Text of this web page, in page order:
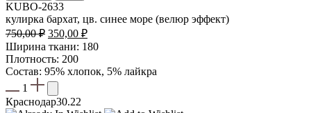
KUBO-2633
кулирка бархат, цв. синее море (велюр эффект)
750,00₽ Первоначальная
цена
составляла
750,00 ₽.
350,00 ₽Текущая
цена:
Ширина ткани: 180
Плотность: 200
Состав: 95% хлопок, 5% лайкра
1
Краснодар30.22